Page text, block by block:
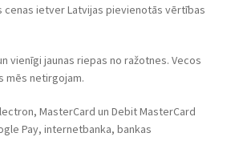
cenas ietver Latvijas pievienotās vērtības
vienīgi jaunas riepas no ražotnes. Vecos
mēs netirgojam.
MasterCard un Debit MasterCard
Pay, internetbanka, bankas